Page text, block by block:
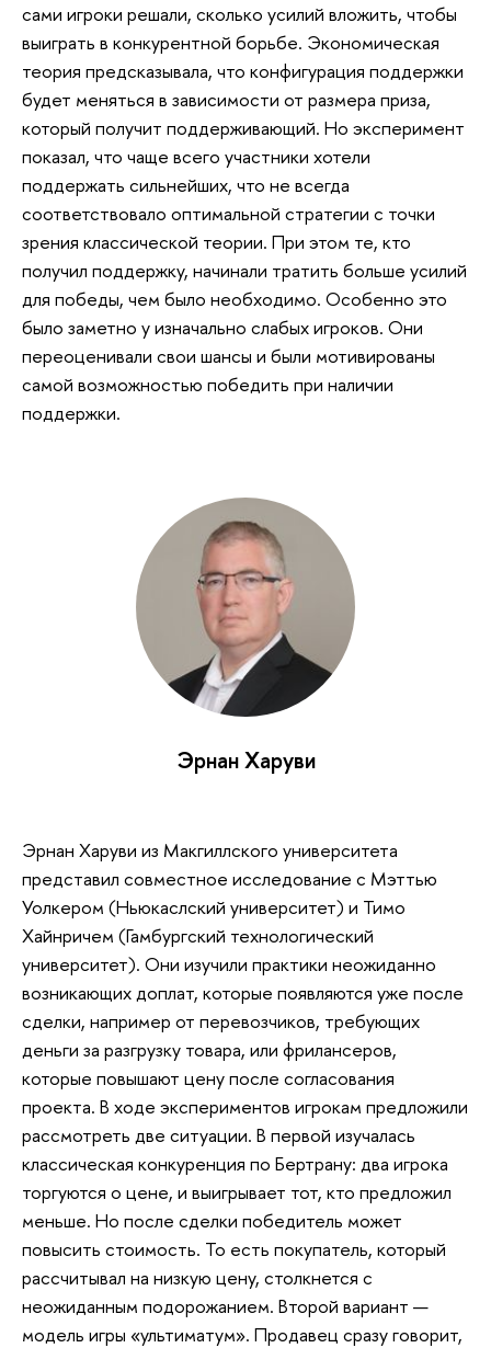
сами игроки решали, сколько усилий вложить, чтобы
выиграть в конкурентной борьбе. Экономическая
теория предсказывала, что конфигурация поддержки
будет меняться в зависимости от размера приза,
который получит поддерживающий. Но эксперимент
показал, что чаще всего участники хотели
поддержать сильнейших, что не всегда
соответствовало оптимальной стратегии с точки
зрения классической теории. При этом те, кто
получил поддержку, начинали тратить больше усилий
для победы, чем было необходимо. Особенно это
было заметно у изначально слабых игроков. Они
переоценивали свои шансы и были мотивированы
самой возможностью победить при наличии
поддержки.
Эрнан Харуви
Эрнан Харуви из Макгиллского университета
представил совместное исследование с Мэттью
Уолкером (Ньюкаслский университет) и Тимо
Хайнричем (Гамбургский технологический
университет). Они изучили практики неожиданно
возникающих доплат, которые появляются уже после
сделки, например от перевозчиков, требующих
деньги за разгрузку товара, или фрилансеров,
которые повышают цену после согласования
проекта. В ходе экспериментов игрокам предложили
рассмотреть две ситуации. В первой изучалась
классическая конкуренция по Бертрану: два игрока
торгуются о цене, и выигрывает тот, кто предложил
меньше. Но после сделки победитель может
повысить стоимость. То есть покупатель, который
рассчитывал на низкую цену, столкнется с
неожиданным подорожанием. Второй вариант —
модель игры «ультиматум». Продавец сразу говорит,